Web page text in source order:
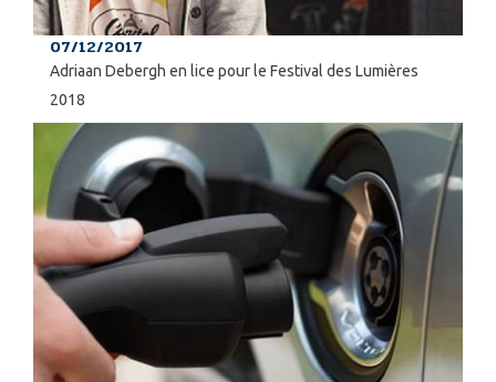
07/12/2017
Adriaan Debergh en lice pour le Festival des Lumières
2018